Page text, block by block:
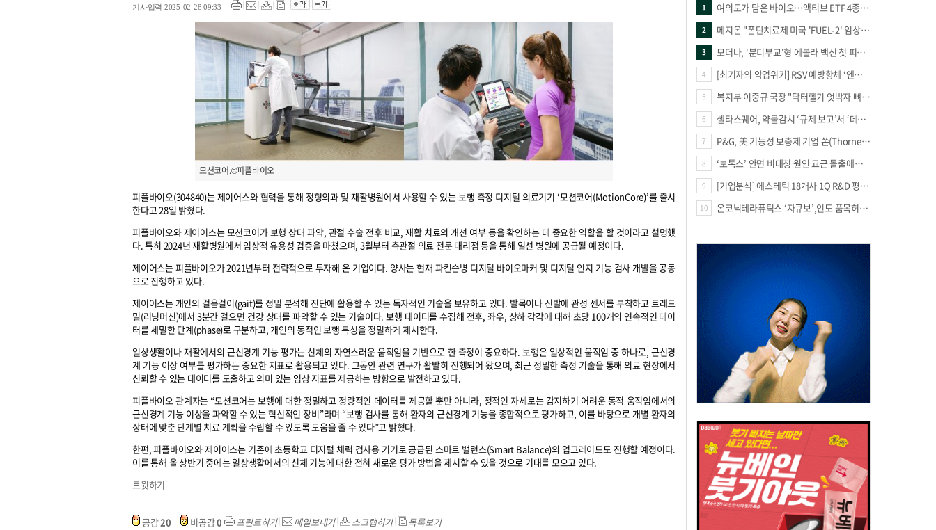
기사입력 2025-02-28 09:33
모션코어.©피플바이오
피플바이오(304840)는 제이어스와 협력을 통해 정형외과 및 재활병원에서 사용할 수 있는 보행 측정 디지털 의료기기 ‘모션코어(MotionCore)’를 출시
한다고 28일 밝혔다.
피플바이오와 제이어스는 모션코어가 보행 상태 파악, 관절 수술 전후 비교, 재활 치료의 개선 여부 등을 확인하는 데 중요한 역할을 할 것이라고 설명했
다. 특히 2024년 재활병원에서 임상적 유용성 검증을 마쳤으며, 3월부터 측관절 의료 전문 대리점 등을 통해 일선 병원에 공급될 예정이다.
제이어스는 피플바이오가 2021년부터 전략적으로 투자해 온 기업이다. 양사는 현재 파킨슨병 디지털 바이오마커 및 디지털 인지 기능 검사 개발을 공동
으로 진행하고 있다.
제이어스는 개인의 걸음걸이(gait)를 정밀 분석해 진단에 활용할 수 있는 독자적인 기술을 보유하고 있다. 발목이나 신발에 관성 센서를 부착하고 트레드
밀(러닝머신)에서 3분간 걸으면 건강 상태를 파악할 수 있는 기술이다. 보행 데이터를 수집해 전후, 좌우, 상하 각각에 대해 초당 100개의 연속적인 데이
터를 세밀한 단계(phase)로 구분하고, 개인의 동적인 보행 특성을 정밀하게 제시한다.
일상생활이나 재활에서의 근신경계 기능 평가는 신체의 자연스러운 움직임을 기반으로 한 측정이 중요하다. 보행은 일상적인 움직임 중 하나로, 근신경
계 기능 이상 여부를 평가하는 중요한 지표로 활용되고 있다. 그동안 관련 연구가 활발히 진행되어 왔으며, 최근 정밀한 측정 기술을 통해 의료 현장에서
신뢰할 수 있는 데이터를 도출하고 의미 있는 임상 지표를 제공하는 방향으로 발전하고 있다.
피플바이오 관계자는 “모션코어는 보행에 대한 정밀하고 정량적인 데이터를 제공할 뿐만 아니라, 정적인 자세로는 감지하기 어려운 동적 움직임에서의
근신경계 기능 이상을 파악할 수 있는 혁신적인 장비”라며 “보행 검사를 통해 환자의 근신경계 기능을 종합적으로 평가하고, 이를 바탕으로 개별 환자의
상태에 맞춘 단계별 치료 계획을 수립할 수 있도록 도움을 줄 수 있다”고 밝혔다.
한편, 피플바이오와 제이어스는 기존에 초등학교 디지털 체력 검사용 기기로 공급된 스마트 밸런스(Smart Balance)의 업그레이드도 진행할 예정이다.
이를 통해 올 상반기 중에는 일상생활에서의 신체 기능에 대한 전혀 새로운 평가 방법을 제시할 수 있을 것으로 기대를 모으고 있다.
트윗하기
공감20 비공감0 프린트하기 메일보내기 스크랩하기 목록보기
1 여의도가 담은 바이오…액티브 ETF 4종의 선택은
2 메지온 "폰탄치료제 미국 'FUEL-2' 임상 프로토콜 영국 승인"
3 모더나, '분디부교'형 에볼라 백신 첫 피험자 접종
4 [최기자의 약업위키] RSV 예방항체 ‘엔플론시아’
5 복지부 이중규 국장 "닥터헬기 엇박자 뼈아파… 외상체계 전면 재정립"
6 셀타스퀘어, 약물감시 ‘규제 보고’서 ‘데이터 의사결정’으로 "PVX 전환 요구 커진다"
7 P&G, 美 기능성 보충제 기업 쏜(Thorne) 인수
8 ‘보톡스’ 안면 비대칭 원인 교근 돌출에도 사용?
9 [기업분석] 에스테틱 18개사 1Q R&D 평균 69억…3.8%↑
10 온코닉테라퓨틱스 ‘자큐보’,인도 품목허가...14억 시장 진출